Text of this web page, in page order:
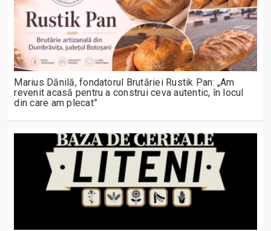
Marius Dănilă, fondatorul Brutăriei Rustik Pan: „Am
revenit acasă pentru a construi ceva autentic, în locul
din care am plecat”